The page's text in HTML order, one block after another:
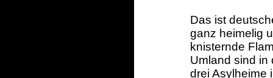
Das ist
ganz heimelig
knisternde
Umland sind in
drei Asylheime